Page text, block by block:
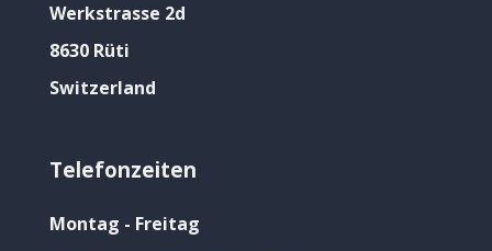
Werkstrasse 2d
8630 Rüti
Switzerland
Telefonzeiten
Montag - Freitag